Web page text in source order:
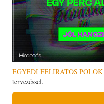
EGYEDI FELIRATOS PÓLÓK
tervezéssel.